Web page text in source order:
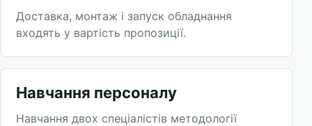
Доставка, монтаж і запуск обладнання
входять у вартість пропозиції.
Навчання персоналу
Навчання двох спеціалістів методології